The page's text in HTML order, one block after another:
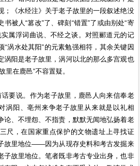
；《水经注》关于老子故里的一段叙述绝没
被人“篡改”了、碑刻“错置”了或由别处“寄
属浮词曲说、不经之谈。对照郦道元的记
“涡水处其阳”的元素勉强相符，其余关键因
涡阳是老子故里，涡河以北的那么多宫观也
里在鹿邑”不容置疑。
要说。作为老子故里，鹿邑人向来信奉老
涡阳、亳州来争老子故里从来就是以礼相
论、不埋怨、不指责，默默无闻地弘扬着老
尺，在国家重点保护的文物遗址上寻找证
故里地位——因为从现存史料和考古发掘来
子故里地位。笔者既非考古专业出身，也非